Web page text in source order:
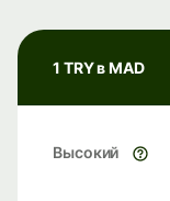
1 TRY в MAD
Высокий